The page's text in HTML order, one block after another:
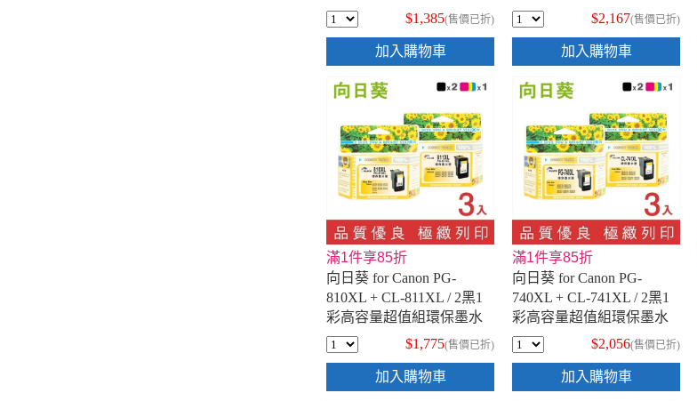
$1,385(售價已折)
加入購物車
匣
$2,167(售價已折)
加入購物車
滿1件享85折
向日葵 for Canon PG-
810XL + CL-811XL / 2黑1
彩高容量超值組環保墨水
匣
$1,775(售價已折)
加入購物車
滿1件享85折
向日葵 for Canon PG-
740XL + CL-741XL / 2黑1
彩高容量超值組環保墨水
匣
$2,056(售價已折)
加入購物車